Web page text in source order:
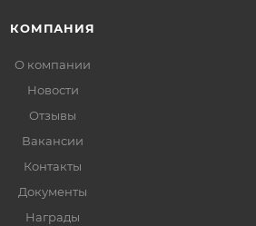
КОМПАНИЯ
О компании
Новости
Отзывы
Вакансии
Контакты
Документы
Награды